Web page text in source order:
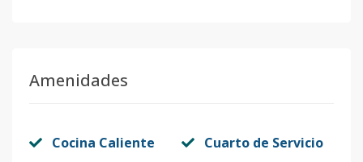
Amenidades
Cocina Caliente Cuarto de Servicio